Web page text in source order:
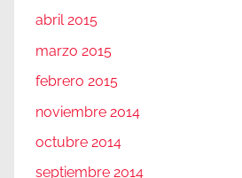
abril 2015
marzo 2015
febrero 2015
noviembre 2014
octubre 2014
septiembre 2014